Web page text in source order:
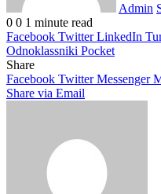
Admin
0 0 1 minute read
Facebook Twitter LinkedIn
Odnoklassniki Pocket
Share
Facebook Twitter Messenger
Share via Email